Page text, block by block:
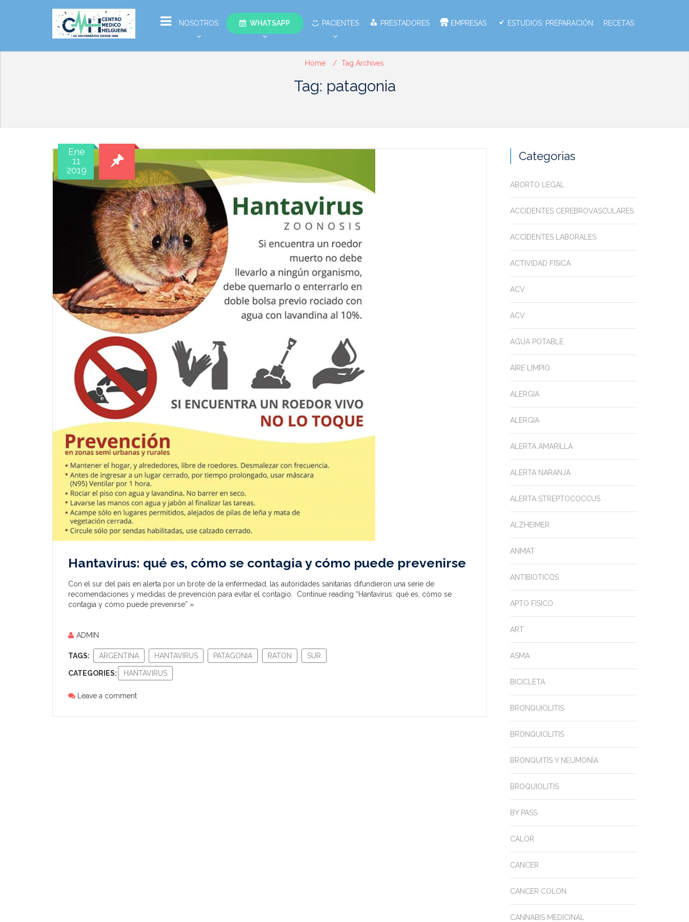
NOSOTROS WHATSAPP PACIENTES PRESTADORES EMPRESAS ESTUDIOS: PREPARACIÓN RECETAS
Home Tag Archives
Tag: patagonia
Ene
11
2019
Hantavirus: qué es, cómo se contagia y cómo puede prevenirse
Con el sur del país en alerta por un brote de la enfermedad, las autoridades sanitarias difundieron una serie de
recomendaciones y medidas de prevención para evitar el contagio. Continue reading “Hantavirus: qué es, cómo se
contagia y cómo puede prevenirse” »
ADMIN
TAGS: ARGENTINA HANTAVIRUS PATAGONIA RATON SUR
CATEGORIES: HANTAVIRUS
Leave a comment
Categorias
ABORTO LEGAL
ACCIDENTES CEREBROVASCULARES
ACCIDENTES LABORALES
ACTIVIDAD FISICA
ACV
ACV
AGUA POTABLE
AIRE LIMPIO
ALERGIA
ALERGIA
ALERTA AMARILLA
ALERTA NARANJA
ALERTA STREPTOCOCCUS
ALZHEIMER
ANMAT
ANTIBIOTICOS
APTO FISICO
ART
ASMA
BICICLETA
BRONQUIOLITIS
BRONQUIOLITIS
BRONQUITIS Y NEUMONÍA
BROQUIOLITIS
BY PASS
CALOR
CANCER
CANCER COLON
CANNABIS MEDICINAL